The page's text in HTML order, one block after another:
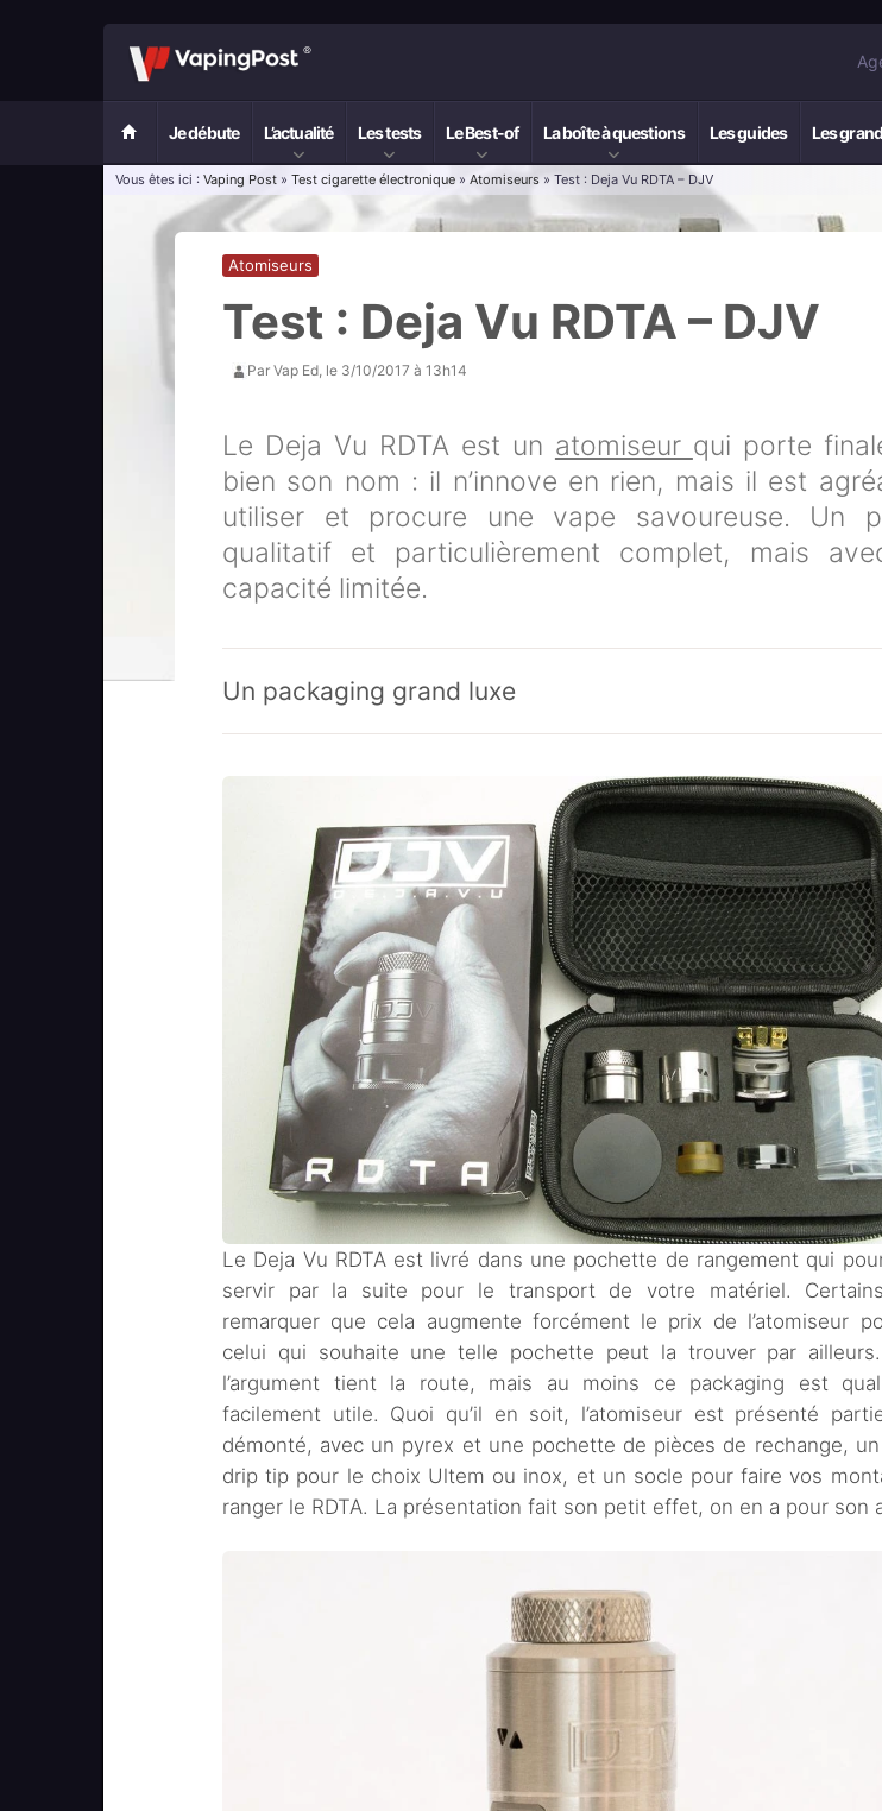
Je débute L’actualité Les tests Le Best-of La boîte à questions Les guides Les
Vous êtes ici : Vaping Post » Test cigarette électronique » Atomiseurs » Test : Deja Vu RDTA – DJV
Test : Deja Vu RDTA – DJV
Atomiseurs
Par Vap Ed, le 3/10/2017 à 13h14
Le Deja Vu RDTA est un atomiseur qui porte
bien son nom : il n’innove en rien, mais il est
utiliser et procure une vape savoureuse. Un
qualitatif et particulièrement complet, mais
capacité limitée.
Un packaging grand luxe
Le Deja Vu RDTA est livré dans une pochette de rangement qui
servir par la suite pour le transport de votre matériel.
remarquer que cela augmente forcément le prix de l’atomiseur
celui qui souhaite une telle pochette peut la trouver par
l’argument tient la route, mais au moins ce packaging est
facilement utile. Quoi qu’il en soit, l’atomiseur est présenté
démonté, avec un pyrex et une pochette de pièces de rechange,
drip tip pour le choix Ultem ou inox, et un socle pour faire vos
ranger le RDTA. La présentation fait son petit effet, on en a pour son